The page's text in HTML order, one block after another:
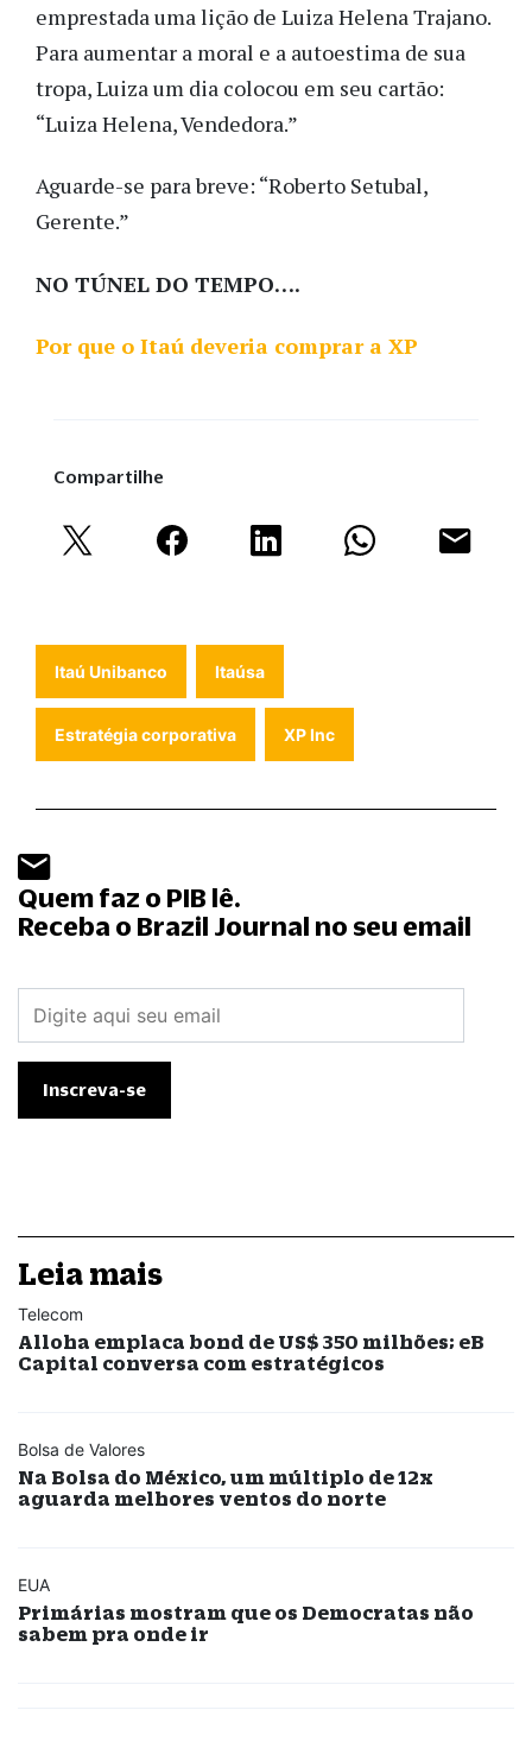
emprestada uma lição de Luiza Helena Trajano.
Para aumentar a moral e a autoestima de sua
tropa, Luiza um dia colocou em seu cartão:
“Luiza Helena, Vendedora.”
Aguarde-se para breve: “Roberto Setubal,
Gerente.”
NO TÚNEL DO TEMPO….
Por que o Itaú deveria comprar a XP
Compartilhe
Itaú Unibanco Itaúsa
Estratégia corporativa XP Inc
Quem faz o PIB lê.
Receba o Brazil Journal no seu email
Leia mais
Telecom
Alloha emplaca bond de US$ 350 milhões; eB
Capital conversa com estratégicos
Bolsa de Valores
Na Bolsa do México, um múltiplo de 12x
aguarda melhores ventos do norte
EUA
Primárias mostram que os Democratas não
sabem pra onde ir